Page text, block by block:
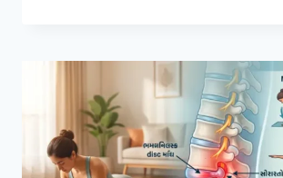
રહેવાને
કારણે
કમરના
દુખાવાના
ઉપાયો